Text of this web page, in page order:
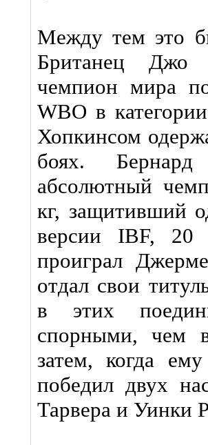
Между тем это
Британец Джо
чемпион мира
WBO в
Хопкинсом
боях.
абсолютный
кг, защитивший
версии IBF,
проиграл
отдал свои
в этих
спорными, чем
затем, когда
победил двух
Тарвера и Уинки